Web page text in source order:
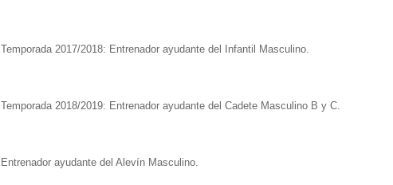
Temporada 2017/2018: Entrenador ayudante del Infantil Masculino.
Temporada 2018/2019: Entrenador ayudante del Cadete Masculino B y C.
Entrenador ayudante del Alevín Masculino.